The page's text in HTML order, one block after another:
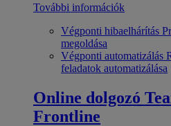
További információk
Végponti hibaelhárítás
megoldása
Végponti automatizálás
feladatok automatizálása
Online dolgozó
Frontline